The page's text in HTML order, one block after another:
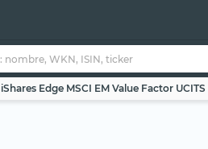
iShares Edge MSCI EM Value Factor UCITS